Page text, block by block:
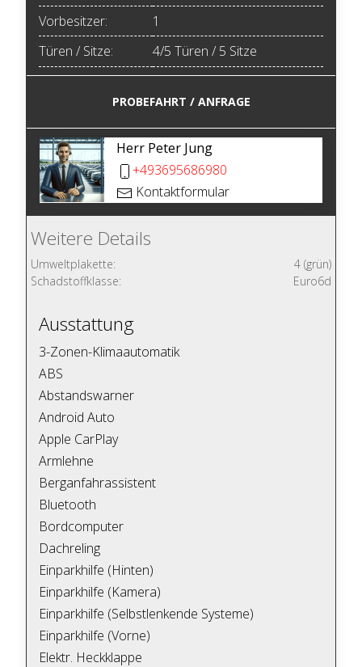
Vorbesitzer:
1
Türen / Sitze:
4/5 Türen / 5 Sitze
PROBEFAHRT / ANFRAGE
Herr Peter Jung
+493695686980
Kontaktformular
Weitere Details
Umweltplakette:
4 (grün)
Schadstoffklasse:
Euro6d
Ausstattung
3-Zonen-Klimaautomatik
ABS
Abstandswarner
Android Auto
Apple CarPlay
Armlehne
Berganfahrassistent
Bluetooth
Bordcomputer
Dachreling
Einparkhilfe (Hinten)
Einparkhilfe (Kamera)
Einparkhilfe (Selbstlenkende Systeme)
Einparkhilfe (Vorne)
Elektr. Heckklappe